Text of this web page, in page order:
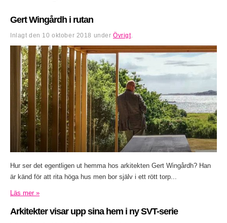
Gert Wingårdh i rutan
Inlagt den 10 oktober 2018 underÖvrigt.
Hur ser det egentligen ut hemma hos arkitekten Gert Wingårdh? Han
är känd för att rita höga hus men bor själv i ett rött torp...
Läs mer »
Arkitekter visar upp sina hem i ny SVT-serie